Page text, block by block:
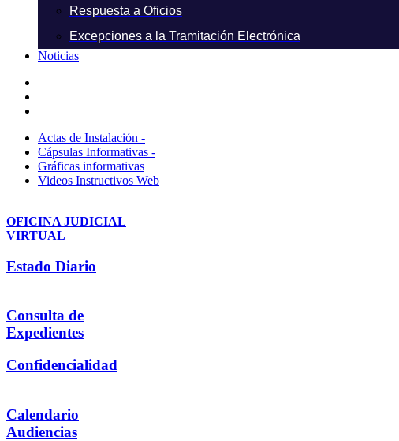
Respuesta a Oficios
Excepciones a la Tramitación Electrónica
Noticias
Actas de Instalación -
Cápsulas Informativas -
Gráficas informativas
Videos Instructivos Web
OFICINA JUDICIAL
VIRTUAL
Estado Diario
Consulta de
Expedientes
Confidencialidad
Calendario
Audiencias